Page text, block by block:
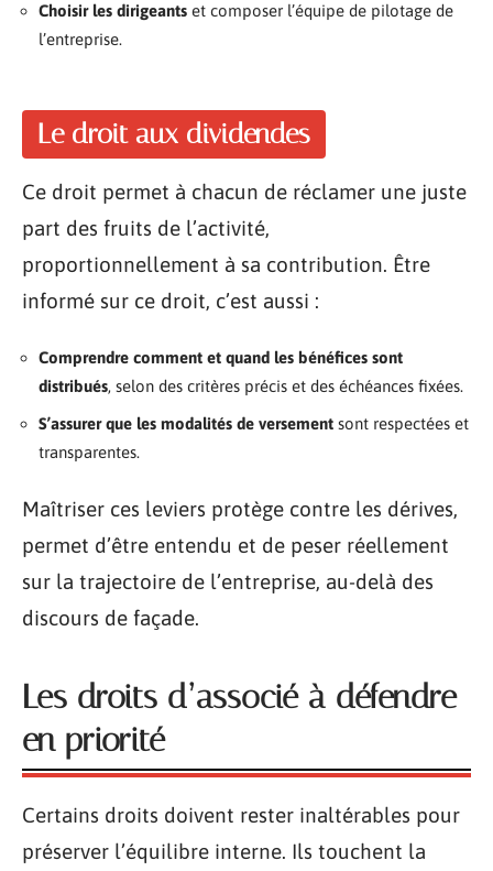
Choisir les dirigeants et composer l’équipe de pilotage de
l’entreprise.
Le droit aux dividendes
Ce droit permet à chacun de réclamer une juste
part des fruits de l’activité,
proportionnellement à sa contribution. Être
informé sur ce droit, c’est aussi :
Comprendre comment et quand les bénéfices sont
distribués, selon des critères précis et des échéances fixées.
S’assurer que les modalités de versement sont respectées et
transparentes.
Maîtriser ces leviers protège contre les dérives,
permet d’être entendu et de peser réellement
sur la trajectoire de l’entreprise, au-delà des
discours de façade.
Les droits d’associé à défendre
en priorité
Certains droits doivent rester inaltérables pour
préserver l’équilibre interne. Ils touchent la